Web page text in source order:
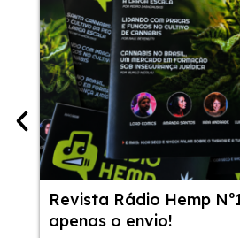
Revista Rádio Hemp
apenas o envio!